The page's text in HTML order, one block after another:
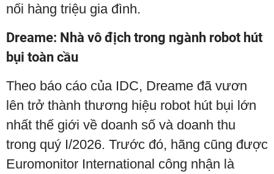
nối hàng triệu gia đình.
Dreame: Nhà vô địch trong ngành robot hút
bụi toàn cầu
Theo báo cáo của IDC, Dreame đã vươn
lên trở thành thương hiệu robot hút bụi lớn
nhất thế giới về doanh số và doanh thu
trong quý I/2026. Trước đó, hãng cũng được
Euromonitor International công nhận là